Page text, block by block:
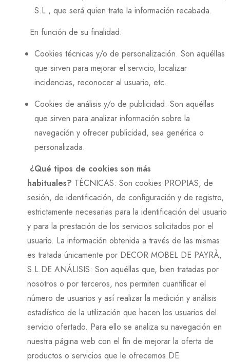
S.L., que será quien trate la información recabada.
En función de su finalidad:
Cookies técnicas y/o de personalización. Son aquéllas
que sirven para mejorar el servicio, localizar
incidencias, reconocer al usuario, etc.
Cookies de análisis y/o de publicidad. Son aquéllas
que sirven para analizar información sobre la
navegación y ofrecer publicidad, sea genérica o
personalizada.
¿Qué tipos de cookies son más
habituales? TÉCNICAS: Son cookies PROPIAS, de
sesión, de identificación, de configuración y de registro,
estrictamente necesarias para la identificación del usuario
y para la prestación de los servicios solicitados por el
usuario. La información obtenida a través de las mismas
es tratada únicamente por DECOR MOBEL DE PAYRÀ,
S.L.DE ANÁLISIS: Son aquéllas que, bien tratadas por
nosotros o por terceros, nos permiten cuantificar el
número de usuarios y así realizar la medición y análisis
estadístico de la utilización que hacen los usuarios del
servicio ofertado. Para ello se analiza su navegación en
nuestra página web con el fin de mejorar la oferta de
productos o servicios que le ofrecemos.DE